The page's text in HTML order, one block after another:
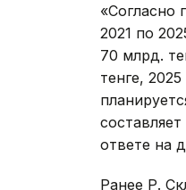
«Согласно
2021 по
70 млрд.
тенге,
ответе на
Ранее Р.